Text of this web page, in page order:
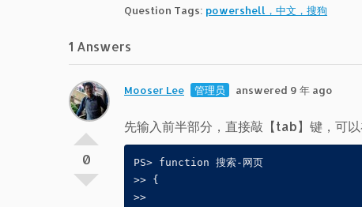
Question Tags: powershell，中文，搜狗
1 Answers
0
Mooser Lee 管理员 answered 9 年 ago
先输入前半部分，直接敲【tab】键，可以
PS> function 搜索-网页
>> {
>>